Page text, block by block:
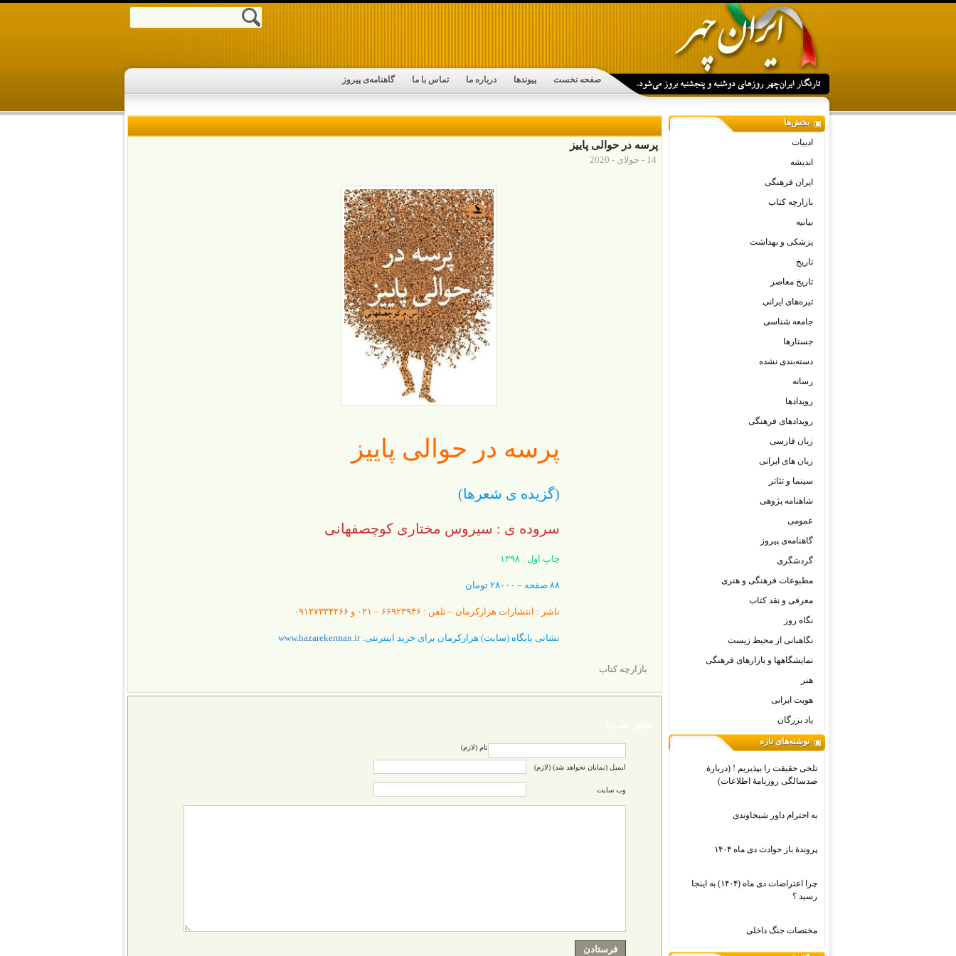
صفحه نخست پیوندها درباره ما تماس با ما گاهنامه‌ی پیروز
پرسه در حوالی پاییز
14 - جولای - 2020
پرسه در حوالی پاییز
(گزیده ی شعرها)
سروده ی : سیروس مختاری کوچصفهانی
چاپ اول : ۱۳۹۸
۸۸ صفحه – ۲۸۰۰۰ تومان
ناشر : انتشارات هزارکرمان – تلفن : ۶۶۹۲۳۹۴۶ – ۰۲۱ و ۰۹۱۲۷۳۳۴۲۶۶
نشانی پایگاه (سایت) هزارکرمان برای خرید اینترنتی: www.hazarekerman.ir
بازارچه کتاب
نام (لازم)
ایمیل (نمایان نخواهد شد) (لازم)
وب سایت
بخش‌ها
ادبیات
اندیشه
ایران فرهنگی
بازارچه کتاب
بیانیه
پزشکی و بهداشت
تاریخ
تاریخ معاصر
تیره‌های ایرانی
جامعه شناسی
جستارها
دسته‌بندی نشده
رسانه
رویدادها
رویدادهای فرهنگی
زبان فارسی
زبان های ایرانی
سینما و تئاتر
شاهنامه پژوهی
عمومی
گاهنامه‌ی پیروز
گردشگری
مطبوعات فرهنگی و هنری
معرفی و نقد کتاب
نگاه روز
نگاهبانی از محیط زیست
نمایشگاهها و بازارهای فرهنگی
هنر
هویت ایرانی
یاد بزرگان
نوشته‌های تازه
تلخی حقیقت را بپذیریم ! (دربارۀ
صدسالگی روزنامۀ اطلاعات)
به احترام داور شیخاوندی
پروندۀ باز حوادث دی ماه ۱۴۰۴
چرا اعتراضات دی‌ ماه (۱۴۰۴) به اینجا
رسید ؟
مختصات جنگ داخلی